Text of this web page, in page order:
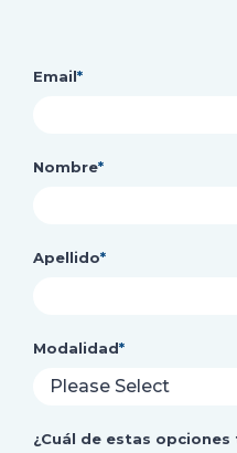
Email*
Nombre*
Apellido*
Modalidad*
¿Cuál de estas